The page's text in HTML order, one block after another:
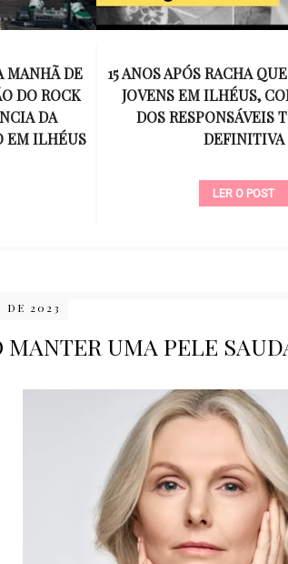
DOIS
SE
UM KIT DE MAQUIAGEM,
DE TRABALHO E
ESQUECIDA: POR QUE
VIROU DEBATE
DE 2023
MANTER UMA PELE